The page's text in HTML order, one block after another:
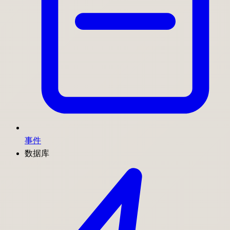
事件
数据库